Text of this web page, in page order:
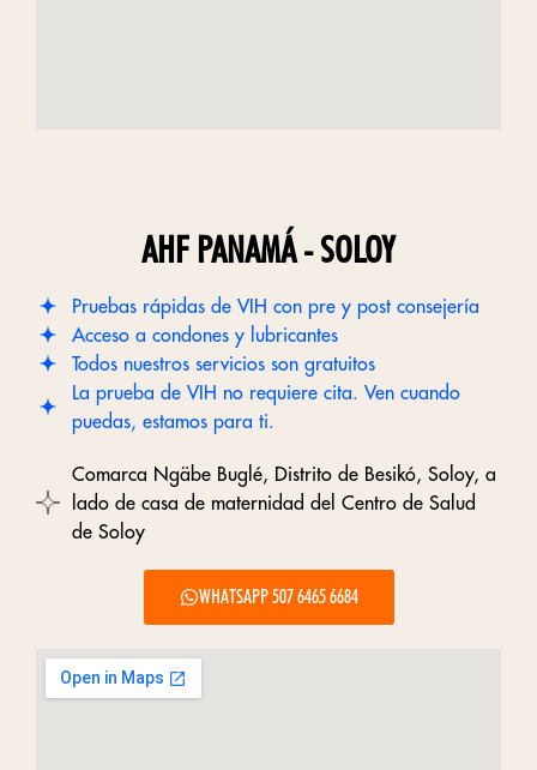
AHF PANAMÁ - SOLOY
Pruebas rápidas de VIH con pre y post consejería
Acceso a condones y lubricantes
Todos nuestros servicios son gratuitos
La prueba de VIH no requiere cita. Ven cuando
puedas, estamos para ti.
Comarca Ngäbe Buglé, Distrito de Besikó, Soloy, a
lado de casa de maternidad del Centro de Salud
de Soloy
WHATSAPP 507 6465 6684